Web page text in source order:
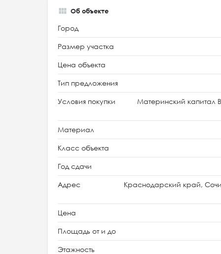
Об объекте
Город
Размер участка
Цена объекта
Тип предложения
Условия покупки
Материнский капитал
Материал
Класс объекта
Год сдачи
Адрес
Краснодарский край,
Цена
Площадь от и до
Этажность